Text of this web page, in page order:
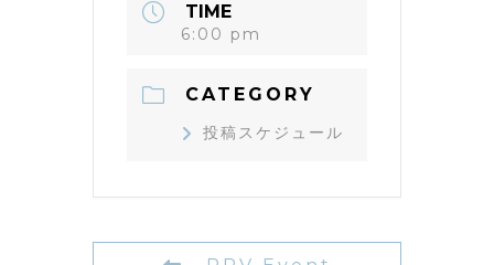
TIME
6:00 pm
CATEGORY
投稿スケジュール